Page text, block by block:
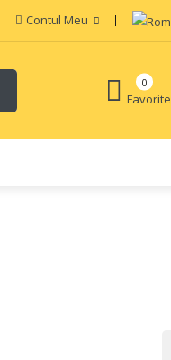
Contul Meu
Favorite
0